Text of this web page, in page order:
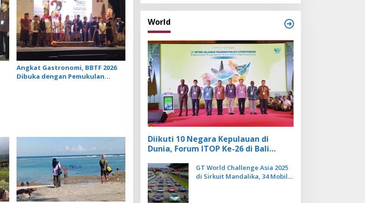
Angkat Gastronomi, BBTF 2026
Dibuka dengan Pemukulan
World
Diikuti 10 Negara Kepulauan di
Dunia, Forum ITOP Ke-26 di Bali
Berbasis Alam dan Budaya
GT World Challenge Asia 2025
di Sirkuit Mandalika, 34 Mobil